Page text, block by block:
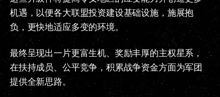
机遇，以便各大联盟投资建设基础设施，施展抱
负，更快地适应多变的环境。
最终呈现出一片更富生机、奖励丰厚的主权星系，
在扶持成员、公平竞争，积累战争资金方面为军团
提供全新思路。